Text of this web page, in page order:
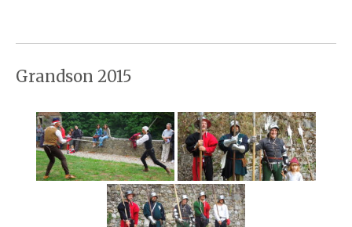
Grandson 2015